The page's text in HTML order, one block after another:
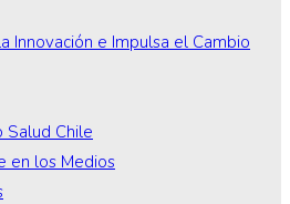
Innovación e Impulsa el Cambio
Salud Chile
en los Medios